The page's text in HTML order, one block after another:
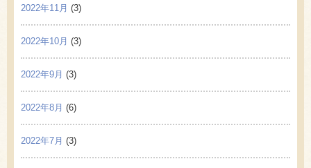
2022年11月 (3)
2022年10月 (3)
2022年9月 (3)
2022年8月 (6)
2022年7月 (3)